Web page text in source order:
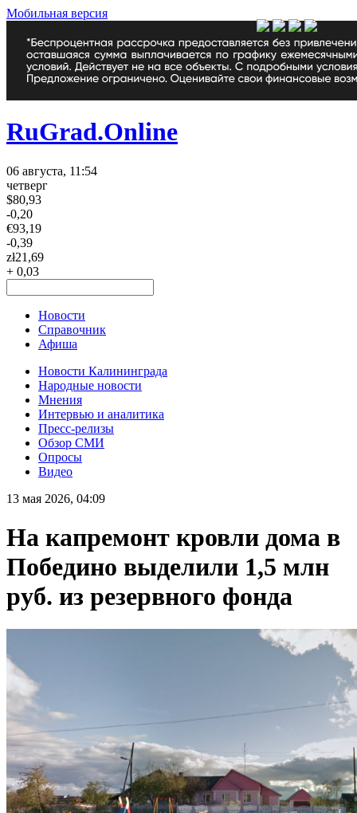
Мобильная версия
RuGrad.Online
06 августа, 11:54
четверг
$80,93
-0,20
€93,19
-0,39
zł21,69
+ 0,03
Новости
Справочник
Афиша
Новости Калининграда
Народные новости
Мнения
Интервью и аналитика
Пресс-релизы
Обзор СМИ
Опросы
Видео
13 мая 2026, 04:09
На капремонт кровли дома в
Победино выделили 1,5 млн
руб. из резервного фонда